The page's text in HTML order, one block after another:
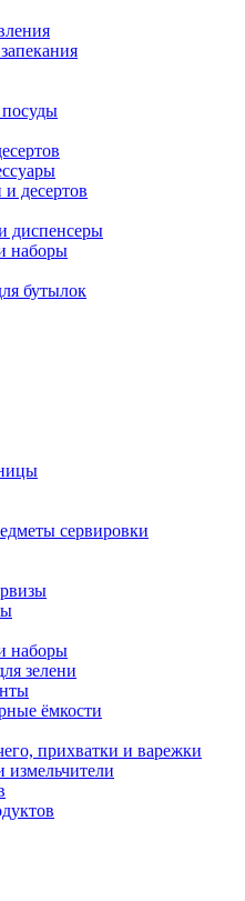
десертов
диспенсеры
наборы
бутылок
сервировки
наборы
зелени
ёмкости
прихватки и варежки
измельчители